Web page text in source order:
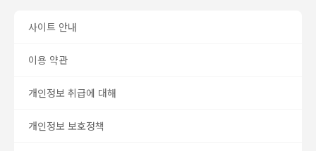
사이트 안내
이용 약관
개인정보 취급에 대해
개인정보 보호정책